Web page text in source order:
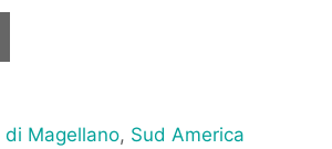
di Magellano, Sud America